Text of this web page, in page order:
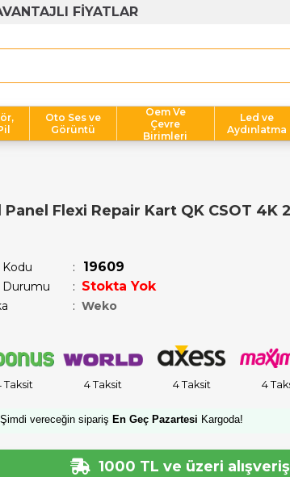
KARGO
Oto Ses ve
Görüntü
Oem Ve
Çevre
Birimleri
Led ve
Aydınlatma
Panel Flexi Repair Kart QK CSOT 4K
19609
Durumu : Stokta Yok
: Weko
Taksit 4 Taksit 4 Taksit 4
Şimdi vereceğin sipariş En Geç Pazartesi Kargoda!
1000 TL ve üzeri